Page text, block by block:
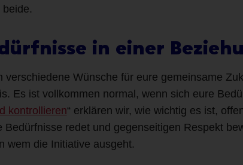
in einer
Wünsche für eure gemeinsame
Es ist vollkommen normal, wenn sich eure
kontrollieren“ erklären wir, wie wichtig es ist,
redet und gegenseitigen Respekt
wem die Initiative ausgeht.